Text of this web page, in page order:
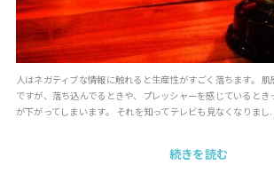
人はネガティブな情報に触れると生産性がすごく落ちます。
ですが、落ち込んでるときや、プレッシャーを感じているとき
が下がってしまいます。 それを知ってテレビも見なくなりまし
続きを読む